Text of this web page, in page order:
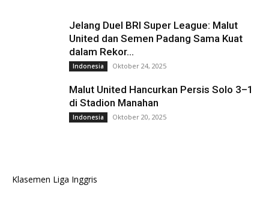
Jelang Duel BRI Super League: Malut
United dan Semen Padang Sama Kuat
dalam Rekor...
Indonesia Oktober 24, 2025
Malut United Hancurkan Persis Solo 3–1
di Stadion Manahan
Indonesia Oktober 20, 2025
Klasemen Liga Inggris